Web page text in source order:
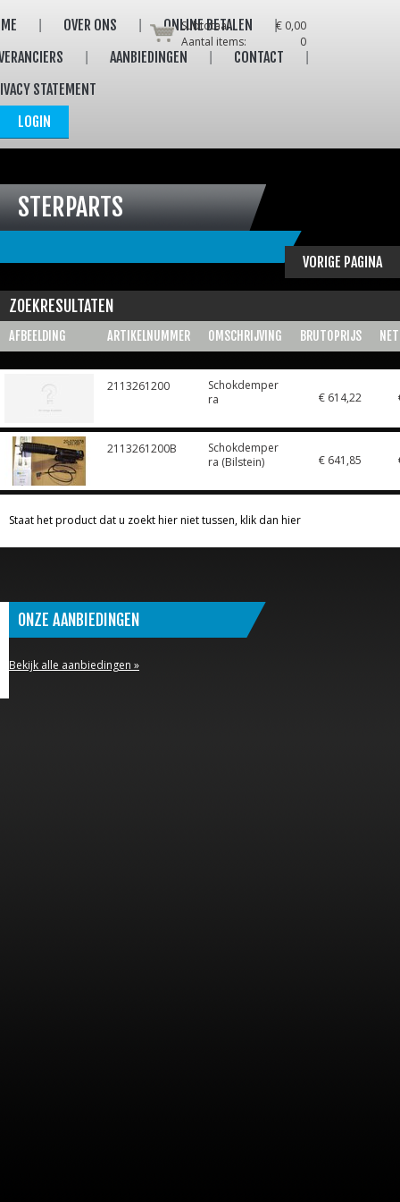
OVER ONS
ONLINE BETALEN
AANBIEDINGEN
CONTACT
STATEMENT
Subtotaal:
€ 0,00
Aantal items:
0
LOGIN
STERPARTS
VORIGE PAGINA
ZOEKRESULTATEN
AFBEELDING ARTIKELNUMMER OMSCHRIJVING BRUTOPRIJS
2113261200
Schokdemper
ra
€ 614,22
2113261200B
Schokdemper
ra (Bilstein)
€ 641,85
Staat het product dat u zoekt hier niet tussen, klik dan hier
ONZE AANBIEDINGEN
Bekijk alle aanbiedingen »